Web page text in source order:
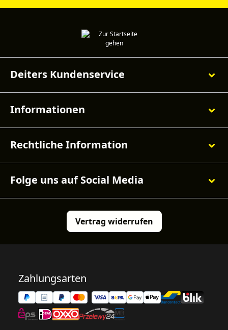
Deiters Kundenservice
Informationen
Rechtliche Information
Folge uns auf Social Media
Vertrag widerrufen
Zahlungsarten